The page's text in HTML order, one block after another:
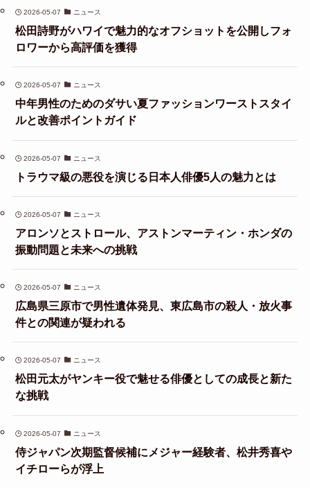
2026-05-07 ニュース
松田詩野がハワイで魅力的なオフショットを公開しフォ
ロワーから高評価を獲得
2026-05-07 ニュース
中年男性のためのダサい夏ファッションワーストスタイ
ルと改善ポイントガイド
2026-05-07 ニュース
トラウマ級の悪役を演じる日本人俳優5人の魅力とは
2026-05-07 ニュース
アロンソとストロール、アストンマーティン・ホンダの
振動問題と未来への挑戦
2026-05-07 ニュース
広島県三原市で男性遺体発見、東広島市の殺人・放火事
件との関連が疑われる
2026-05-07 ニュース
松田元太がヤンキー役で魅せる俳優としての成長と新た
な挑戦
2026-05-07 ニュース
侍ジャパン次期監督候補にメジャー経験者、松井秀喜や
イチローらが浮上